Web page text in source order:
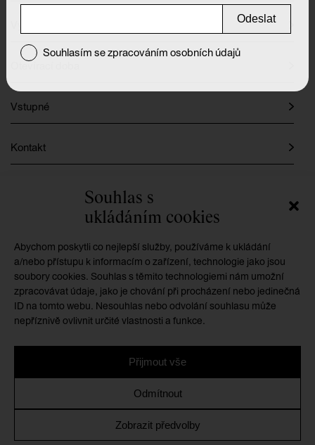
Souhlas s
ukládáním cookies
Abychom poskytli co nejlepší služby, používáme k ukládání
a/nebo přístupu k informacím o zařízení, technologie jako jsou
soubory cookies. Souhlas s těmito technologiemi nám umožní
zpracovávat údaje, jako je chování při procházení nebo jedinečná
ID na tomto webu. Nesouhlas nebo odvolání souhlasu může
nepříznivě ovlivnit určité vlastnosti a funkce.
Přijmout vše
Odmítnout
Zobrazit předvolby
Vstupné
Kontakt
GMU je příspěvkovou organizací zřizovanou
Královéhradeckým krajem
Zásady cookies
Odeslat
Souhlasím se zpracováním osobních údajů